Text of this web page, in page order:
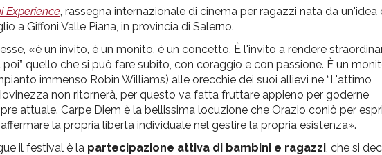
Experience , rassegna internazionale di cinema per ragazzi nata da un'idea
a Giffoni Valle Piana, in provincia di Salerno.
«è un invito, è un monito, è un concetto. È l'invito a rendere
quello che si può fare subito, con coraggio e con passione. È un
immenso Robin Williams) alle orecchie dei suoi allievi ne “L'attimo
non ritornerà, per questo va fatta fruttare appieno per goderne
attuale. Carpe Diem è la bellissima locuzione che Orazio coniò per
la propria libertà individuale nel gestire la propria esistenza».
il festival è la partecipazione attiva di bambini e ragazzi , che si